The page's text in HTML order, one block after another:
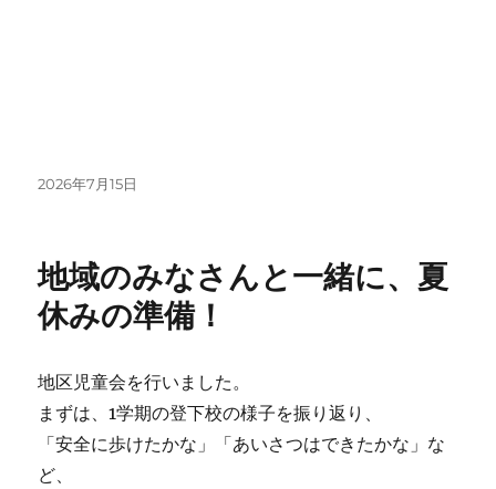
投
2026年7月15日
地域のみなさんと一緒に、夏
休みの準備！
地区児童会を行いました。
まずは、1学期の登下校の様子を振り返り、
「安全に歩けたかな」「あいさつはできたかな」な
ど、